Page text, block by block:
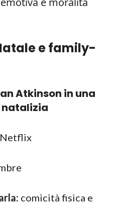
e family-
Atkinson in una
Netflix
comicità fisica e